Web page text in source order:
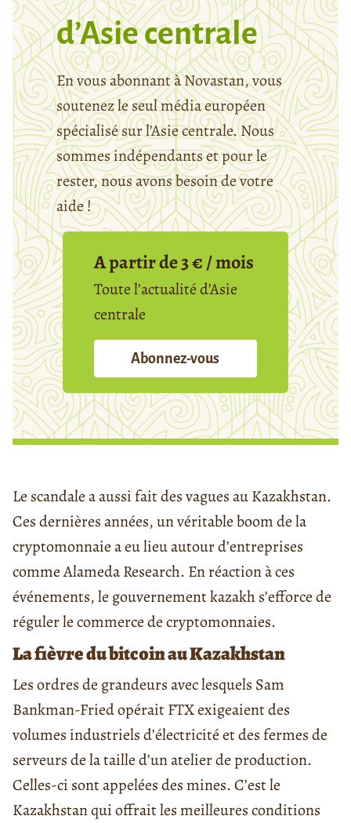
d’Asie centrale
En vous abonnant à Novastan, vous
soutenez le seul média européen
spécialisé sur l’Asie centrale. Nous
sommes indépendants et pour le
rester, nous avons besoin de votre
aide !
A partir de 3 € / mois
Toute l’actualité d’Asie
centrale
Abonnez-vous
Le scandale a aussi fait des vagues au Kazakhstan.
Ces dernières années, un véritable boom de la
cryptomonnaie a eu lieu autour d’entreprises
comme Alameda Research. En réaction à ces
événements, le gouvernement kazakh s’efforce de
réguler le commerce de cryptomonnaies.
La fièvre du bitcoin au Kazakhstan
Les ordres de grandeurs avec lesquels Sam
Bankman-Fried opérait FTX exigeaient des
volumes industriels d’électricité et des fermes de
serveurs de la taille d’un atelier de production.
Celles-ci sont appelées des mines. C’est le
Kazakhstan qui offrait les meilleures conditions